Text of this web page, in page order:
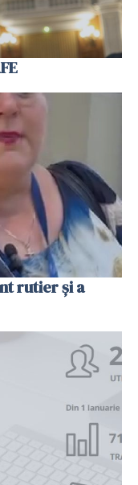
rutier și a